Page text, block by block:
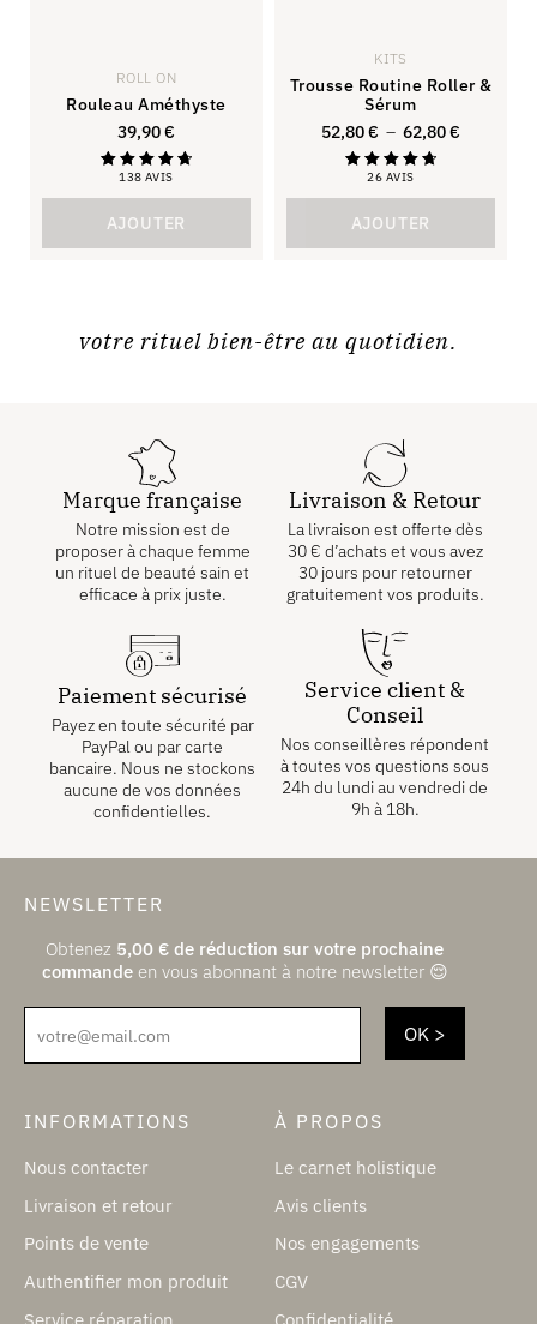
ROLL ON
Rouleau Améthyste
39,90€
138 AVIS
Note
AJOUTER
KITS
Trousse Routine Roller &
Sérum
52,80€ – 62,80€
26 AVIS
Note
AJOUTER
votre rituel bien-être au quotidien.
Marque française
Notre mission est de
proposer à chaque femme
un rituel de beauté sain et
efficace à prix juste.
Livraison & Retour
La livraison est offerte dès
30 € d’achats et vous avez
30 jours pour retourner
gratuitement vos produits.
Paiement sécurisé
Payez en toute sécurité par
PayPal ou par carte
bancaire. Nous ne stockons
aucune de vos données
confidentielles.
Service client &
Conseil
Nos conseillères répondent
à toutes vos questions sous
24h du lundi au vendredi de
9h à 18h.
NEWSLETTER
Obtenez 5,00 € de réduction sur votre prochaine
commandeen vous abonnant à notre newsletter 😌
votre@email.com
INFORMATIONS
Nous contacter
Livraison et retour
Points de vente
Authentifier mon produit
Service réparation
À PROPOS
Le carnet holistique
Avis clients
Nos engagements
CGV
Confidentialité